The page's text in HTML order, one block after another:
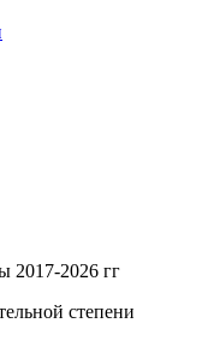
2017-2026 гг
степени